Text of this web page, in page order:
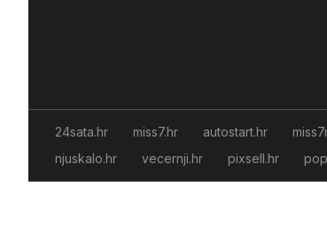
24sata.hr miss7.hr autostart.hr
njuskalo.hr
vecernji.hr pixsell.hr